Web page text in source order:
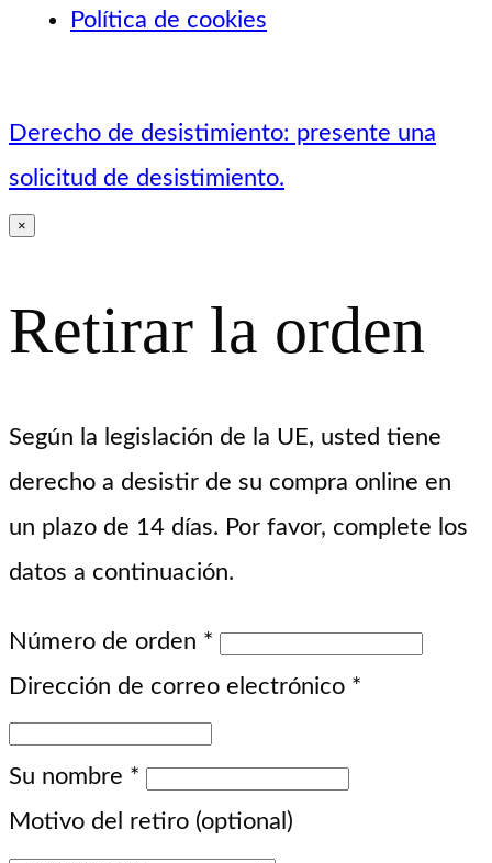
Política de cookies
Derecho de desistimiento: presente una
solicitud de desistimiento.
×
Retirar la orden
Según la legislación de la UE, usted tiene
derecho a desistir de su compra online en
un plazo de 14 días. Por favor, complete los
datos a continuación.
Número de orden *
Dirección de correo electrónico *
Su nombre *
Motivo del retiro (optional)